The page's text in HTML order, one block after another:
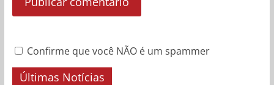
Confirme que você NÃO é um spammer
Últimas Notícias